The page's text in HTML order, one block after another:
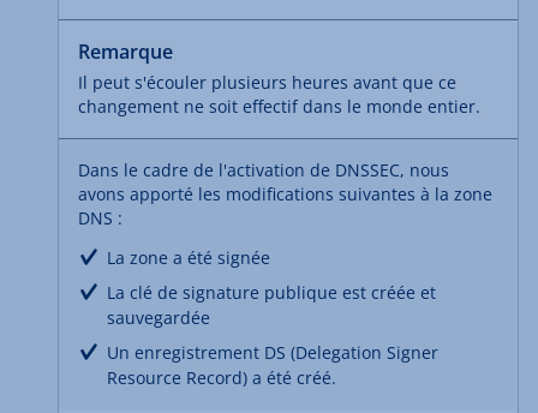
Remarque
Il peut s'écouler plusieurs heures avant que ce
changement ne soit effectif dans le monde entier.
Dans le cadre de l'activation de DNSSEC, nous
avons apporté les modifications suivantes à la zone
DNS :
La zone a été signée
La clé de signature publique est créée et
sauvegardée
Un enregistrement DS (Delegation Signer
Resource Record) a été créé.